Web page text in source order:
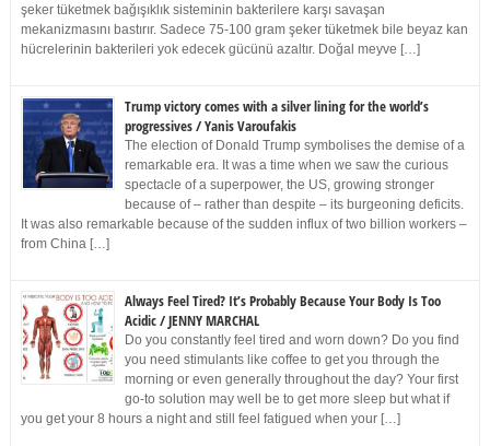
şeker tüketmek bağışıklık sisteminin bakterilere karşı savaşan
mekanizmasını bastırır. Sadece 75-100 gram şeker tüketmek bile beyaz kan
hücrelerinin bakterileri yok edecek gücünü azaltır. Doğal meyve […]
Trump victory comes with a silver lining for the world’s
progressives / Yanis Varoufakis
The election of Donald Trump symbolises the demise of a
remarkable era. It was a time when we saw the curious
spectacle of a superpower, the US, growing stronger
because of – rather than despite – its burgeoning deficits.
It was also remarkable because of the sudden influx of two billion workers –
from China […]
Always Feel Tired? It’s Probably Because Your Body Is Too
Acidic / JENNY MARCHAL
Do you constantly feel tired and worn down? Do you find
you need stimulants like coffee to get you through the
morning or even generally throughout the day? Your first
go-to solution may well be to get more sleep but what if
you get your 8 hours a night and still feel fatigued when your […]